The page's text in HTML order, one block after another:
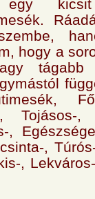
kicsit
hogy a
tágabb
, Tojásos-
,
,
,